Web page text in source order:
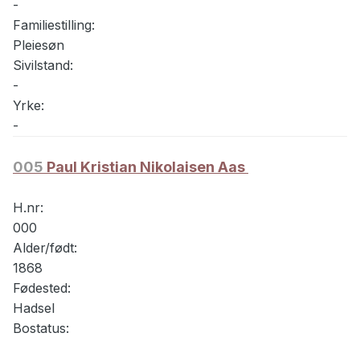
-
Familiestilling:
Pleiesøn
Sivilstand:
-
Yrke:
-
005 Paul Kristian Nikolaisen Aas
H.nr:
000
Alder/født:
1868
Fødested:
Hadsel
Bostatus: